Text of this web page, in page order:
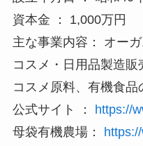
資本金 ： 1,000万円
主な事業内容： オー
コスメ・日用品製造販
コスメ原料、有機食
公式サイト ： https://
母袋有機農場：